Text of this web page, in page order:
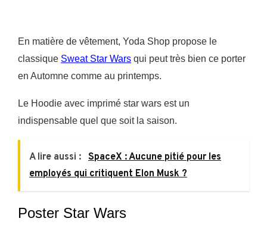
En matière de vêtement, Yoda Shop propose le
classique Sweat Star Wars qui peut très bien ce porter
en Automne comme au printemps.
Le Hoodie avec imprimé star wars est un
indispensable quel que soit la saison.
A lire aussi : SpaceX : Aucune pitié pour les
employés qui critiquent Elon Musk ?
Poster Star Wars